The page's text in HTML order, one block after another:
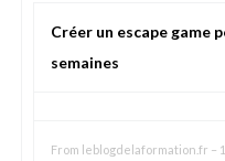
Créer un escape game
semaines
From leblogdelaformation.fr –